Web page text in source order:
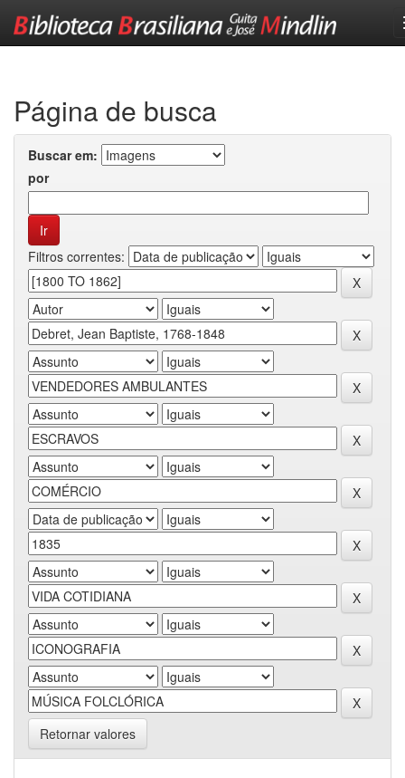
Página de busca
Buscar em:
por
Filtros correntes:
Retornar valores